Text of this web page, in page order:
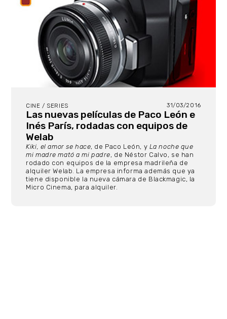
CINE / SERIES 31/03/2016
Las nuevas películas de Paco León e
Inés París, rodadas con equipos de
Welab
Kiki, el amor se hace, de Paco León, y La noche que
mi madre mató a mi padre, de Néstor Calvo, se han
rodado con equipos de la empresa madrileña de
alquiler Welab. La empresa informa además que ya
tiene disponible la nueva cámara de Blackmagic, la
Micro Cinema, para alquiler.